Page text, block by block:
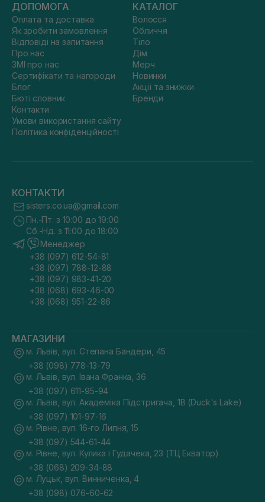
ДОПОМОГА
Оплата та доставка
Як зробити замовлення
Відповіді на запитання
Про нас
ЗМІ про нас
Сертифікати та нагороди
Блог
Бюті словник
Контакти
Умови використання сайту
Політика конфіденційності
КАТАЛОГ
Волосся
Обличчя
Тіло
Дім
Мерч
Новинки
Акції та знижки
Бренди
КОНТАКТИ
sisters.co.ua@gmail.com
Пн.-Пт. з 10:00 до 19:00
Сб.-Нд. з 11:00 до 18:00
Менеджер
+38 (097) 612-54-81
+38 (097) 788-12-88
+38 (097) 983-41-20
+38 (068) 693-46-00
+38 (068) 951-22-86
МАГАЗИНИ
м. Львів, вул. Степана Бандери, 45
+38 (098) 778-13-79
м. Львів, вул. Івана Франка, 36
+38 (097) 611-95-94
м. Львів, вул. Академіка Підстригача, 1В (Duck's Lake)
+38 (097) 101-97-16
м. Рівне, вул. 16-го Липня, 15
+38 (097) 544-61-44
м. Рівне, вул. Кулика і Гудачека, 23 (ТЦ Екватор)
+38 (068) 209-34-88
м. Луцьк, вул. Винниченка, 4
+38 (098) 076-60-62